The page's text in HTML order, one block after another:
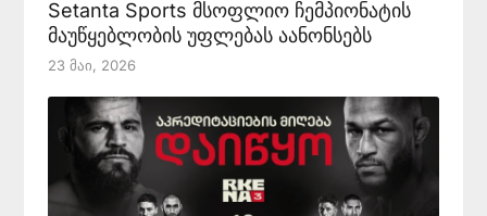
Setanta Sports მსოფლიო ჩემპიონატის
მაუწყებლობის უფლებას აანონსებს
23 Მაი, 2026